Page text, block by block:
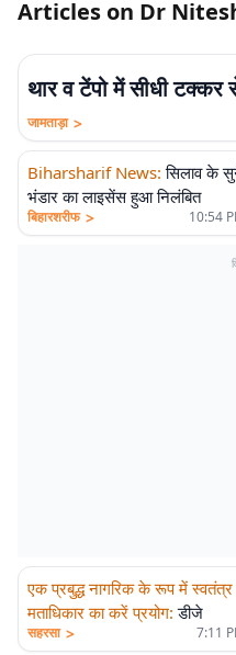
Articles on Dr
थार व टेंपो में सीधी टक्कर
जामताड़ा >
Biharsharif News: सिलाव के
भंडार का लाइसेंस हुआ निलंबित
बिहारशरीफ > 10:54
एक प्रबुद्ध नागरिक के रूप में स्वतंत्र
मताधिकार का करें प्रयोग: डीजे
सहरसा > 7:11